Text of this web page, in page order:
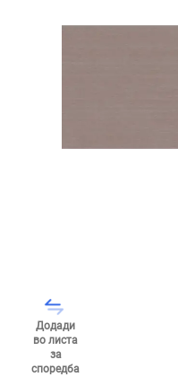
Додади
во листа
за
споредба